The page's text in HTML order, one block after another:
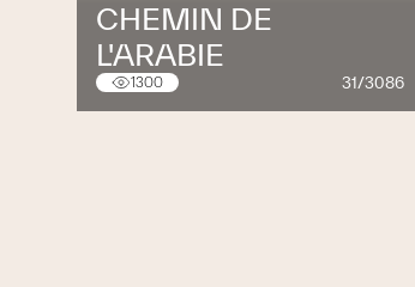
CHEMIN DE
L'ARABIE
1300 31/3086